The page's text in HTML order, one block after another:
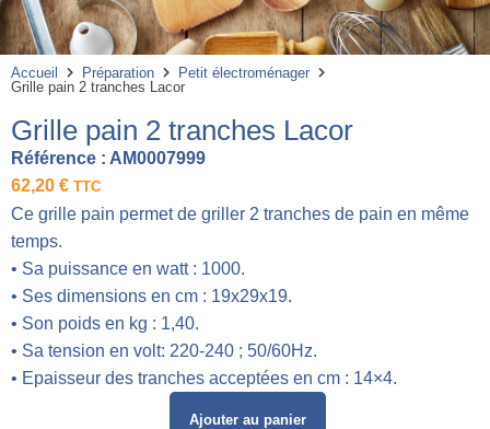
Accueil Préparation
Petit électroménager
Grille pain 2 tranches Lacor
Grille pain 2 tranches Lacor
Référence : AM0007999
62,20 € TTC
Ce grille pain permet de griller 2 tranches de pain en même
temps.
• Sa puissance en watt : 1000.
• Ses dimensions en cm : 19x29x19.
• Son poids en kg : 1,40.
• Sa tension en volt: 220-240 ; 50/60Hz.
• Epaisseur des tranches acceptées en cm : 14×4.
Ajouter au panier